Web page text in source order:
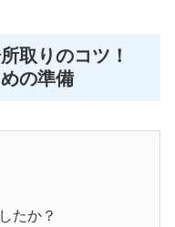
取りのコツ！
の準備
たか？